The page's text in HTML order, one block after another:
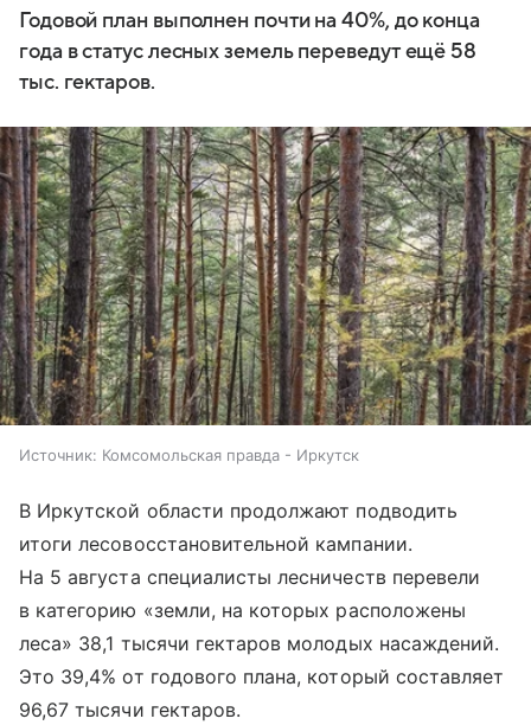
Годовой план выполнен почти на 40%, до конца
года в статус лесных земель переведут ещё 58
тыс. гектаров.
Источник: Комсомольская правда - Иркутск
В Иркутской области продолжают подводить
итоги лесовосстановительной кампании.
На 5 августа специалисты лесничеств перевели
в категорию «земли, на которых расположены
леса» 38,1 тысячи гектаров молодых насаждений.
Это 39,4% от годового плана, который составляет
96,67 тысячи гектаров.